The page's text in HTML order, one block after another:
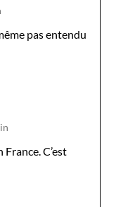
pas entendu
France. C’est